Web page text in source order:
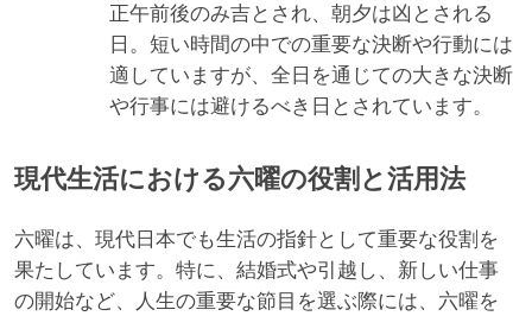
正午前後のみ吉とされ、朝夕は凶とされる
日。短い時間の中での重要な決断や行動には
適していますが、全日を通じての大きな決断
や行事には避けるべき日とされています。
現代生活における六曜の役割と活用法
六曜は、現代日本でも生活の指針として重要な役割を
果たしています。特に、結婚式や引越し、新しい仕事
の開始など、人生の重要な節目を選ぶ際には、六曜を